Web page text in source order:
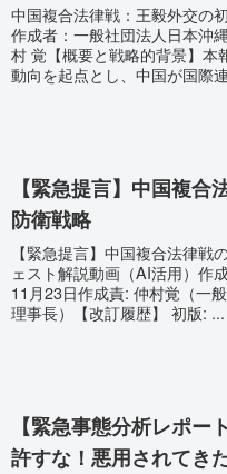
中国複合法律戦：王毅外交の
作成者：一般社団法人日
村 覚【概要と戦略的背景】
動向を起点とし、中国が国際
【緊急提言】中国複
防衛戦略
【緊急提言】中国複合法律戦
ェスト解説動画（AI活用）作
11月23日作成責: 仲村覚（一
理事長）【改訂履歴】 初版: ...
【緊急事態分析レポ
許すな！悪用されてき